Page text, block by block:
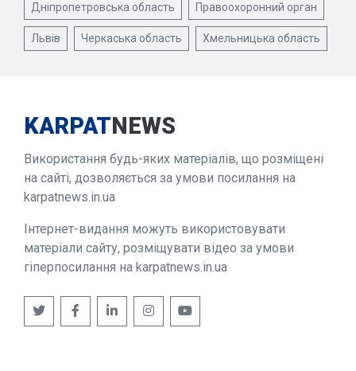
Дніпропетровська область Правоохоронний орган
Львів Черкаська область Хмельницька область
KARPATNEWS
Використання будь-яких матеріалів, що розміщені
на сайті, дозволяється за умови посилання на
karpatnews.in.ua
Інтернет-видання можуть використовувати
матеріали сайту, розміщувати відео за умови
гіперпосилання на karpatnews.in.ua